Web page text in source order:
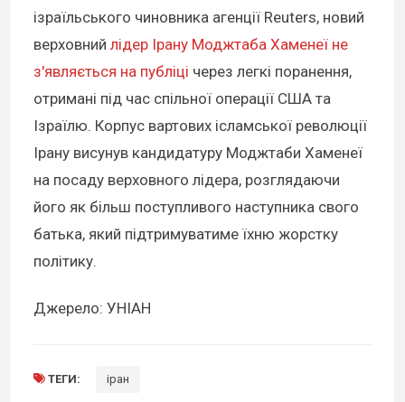
ізраїльського чиновника агенції Reuters, новий
верховний лідер Ірану Моджтаба Хаменеї не
з'являється на публіці через легкі поранення,
отримані під час спільної операції США та
Ізраїлю. Корпус вартових ісламської революції
Ірану висунув кандидатуру Моджтаби Хаменеї
на посаду верховного лідера, розглядаючи
його як більш поступливого наступника свого
батька, який підтримуватиме їхню жорстку
політику.
Джерело: УНІАН
ТЕГИ: іран